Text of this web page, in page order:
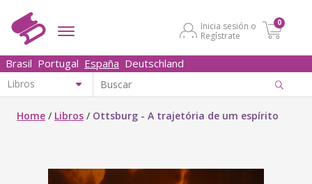
Inicia sesión o
Regístrate
0
Brasil Portugal España Deutschland
Home / Libros / Ottsburg - A trajetória de um espírito